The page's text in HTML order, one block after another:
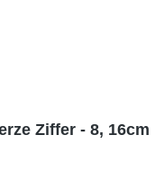
Ziffer - 8, 16cm